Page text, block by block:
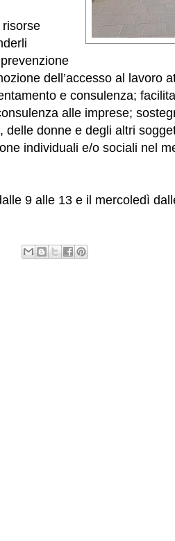
dell’accesso al lavoro
e consulenza;
alle imprese;
delle donne e degli altri
individuali e/o sociali nel
9 alle 13 e il mercoledì